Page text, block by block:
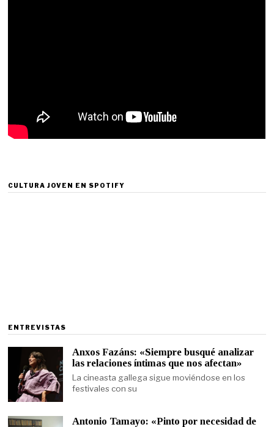
CULTURA JOVEN EN SPOTIFY
ENTREVISTAS
Anxos Fazáns: «Siempre busqué analizar
las relaciones íntimas que nos afectan»
La cineasta gallega sigue moviéndose en los
festivales con su
Antonio Tamayo: «Pinto por necesidad de